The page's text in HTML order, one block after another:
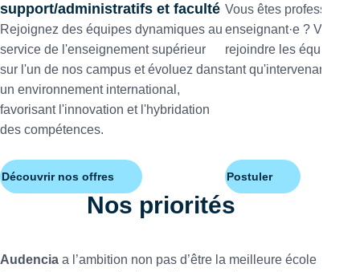
support/administratifs et faculté
Rejoignez des équipes dynamiques au
service de l'enseignement supérieur
sur l'un de nos campus et évoluez dans
un environnement international,
favorisant l'innovation et l'hybridation
des compétences.
Découvrir nos offres
Vous êtes
enseignant·e ? Vous
rejoindre les équipes
tant qu'intervenant·e ?
Postuler
Nos priorités
Audencia a l’ambition non pas d’être la meilleure école